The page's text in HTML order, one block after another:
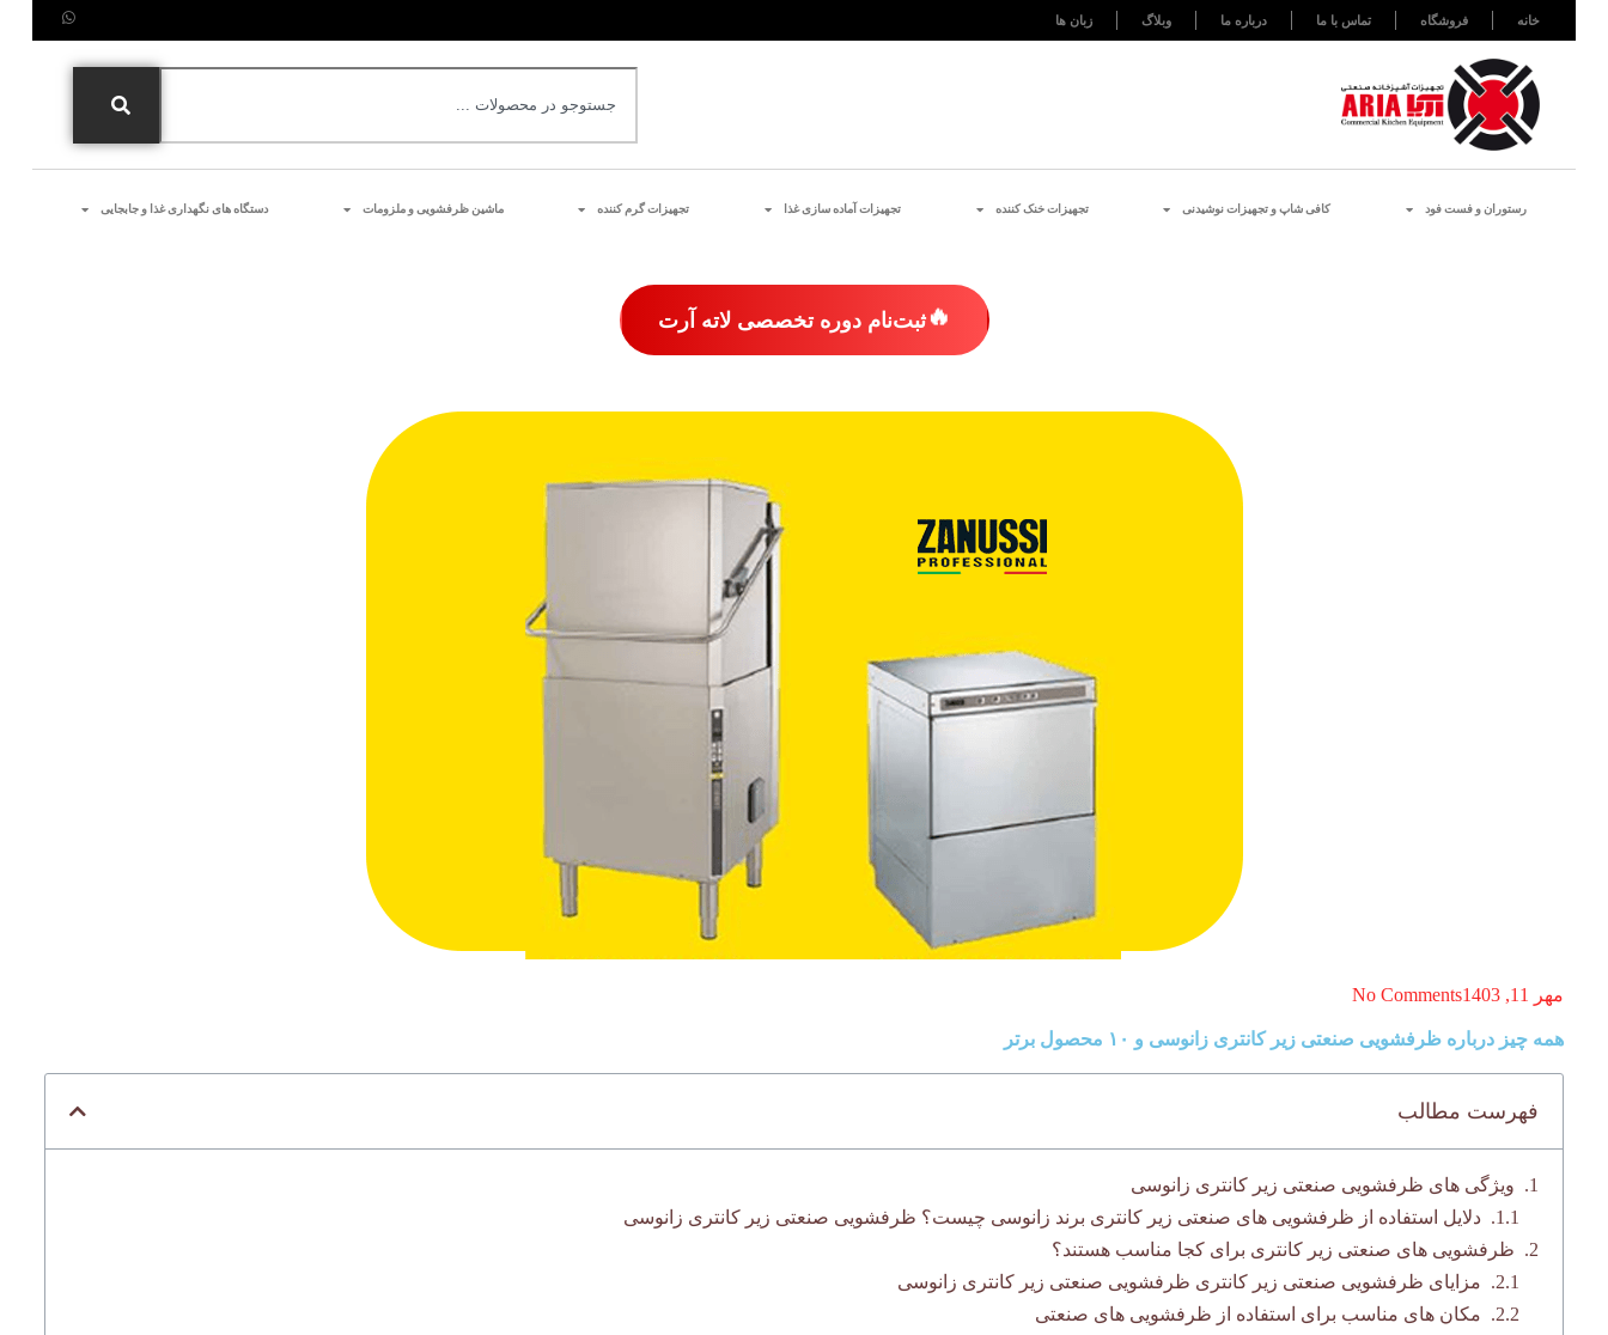
خانه فروشگاه تماس با ما درباره ما وبلاگ زبان ها
رستوران و فست فود کافی شاپ و تجهیزات نوشیدنی تجهیزات خنک کننده تجهیزات آماده سازی غذا تجهیزات گرم کننده ماشین ظرفشویی و ملزومات دستگاه های نگهداری غذا و جابجایی
🔥ثبت‌نام دوره تخصصی لاته آرت
مهر 11, 1403 No Comments
همه چیز درباره ظرفشویی صنعتی زیر کانتری زانوسی و ۱۰ محصول برتر
فهرست مطالب
ویژگی های ظرفشویی صنعتی زیر کانتری زانوسی
دلایل استفاده از ظرفشویی های صنعتی زیر کانتری برند زانوسی چیست؟ ظرفشویی صنعتی زیر کانتری زانوسی
ظرفشویی های صنعتی زیر کانتری برای کجا مناسب هستند؟
مزایای ظرفشویی صنعتی زیر کانتری ظرفشویی صنعتی زیر کانتری زانوسی
مکان های مناسب برای استفاده از ظرفشویی های صنعتی